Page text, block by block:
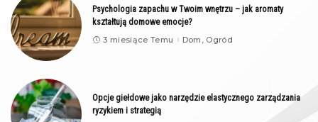
Psychologia zapachu w Twoim wnętrzu – jak aromaty
kształtują domowe emocje?
3 miesiące Temu Dom, Ogród
Opcje giełdowe jako narzędzie elastycznego zarządzania
ryzykiem i strategią